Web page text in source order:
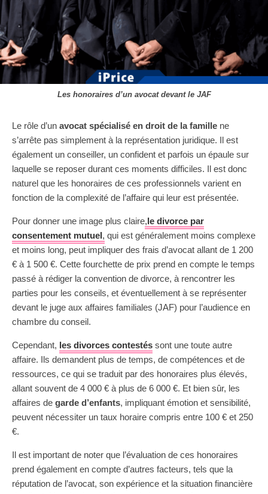
Les honoraires d’un avocat devant le JAF
Le rôle d’un avocat spécialisé en droit de la famille ne
s’arrête pas simplement à la représentation juridique. Il est
également un conseiller, un confident et parfois un épaule sur
laquelle se reposer durant ces moments difficiles. Il est donc
naturel que les honoraires de ces professionnels varient en
fonction de la complexité de l’affaire qui leur est présentée.
Pour donner une image plus claire,le divorce par
consentement mutuel, qui est généralement moins complexe
et moins long, peut impliquer des frais d’avocat allant de 1 200
€ à 1 500 €. Cette fourchette de prix prend en compte le temps
passé à rédiger la convention de divorce, à rencontrer les
parties pour les conseils, et éventuellement à se représenter
devant le juge aux affaires familiales (JAF) pour l’audience en
chambre du conseil.
Cependant, les divorces contestés sont une toute autre
affaire. Ils demandent plus de temps, de compétences et de
ressources, ce qui se traduit par des honoraires plus élevés,
allant souvent de 4 000 € à plus de 6 000 €. Et bien sûr, les
affaires de garde d’enfants, impliquant émotion et sensibilité,
peuvent nécessiter un taux horaire compris entre 100 € et 250
€.
Il est important de noter que l’évaluation de ces honoraires
prend également en compte d’autres facteurs, tels que la
réputation de l’avocat, son expérience et la situation financière